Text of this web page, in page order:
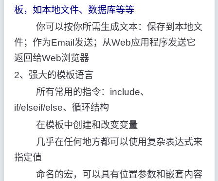
板，如本地文件、数据库等等
你可以按你所需生成文本：保存到本地文
件；作为Email发送；从Web应用程序发送它
返回给Web浏览器
2、强大的模板语言
所有常用的指令：include、
if/elseif/else、循环结构
在模板中创建和改变变量
几乎在任何地方都可以使用复杂表达式来
指定值
命名的宏，可以具有位置参数和嵌套内容